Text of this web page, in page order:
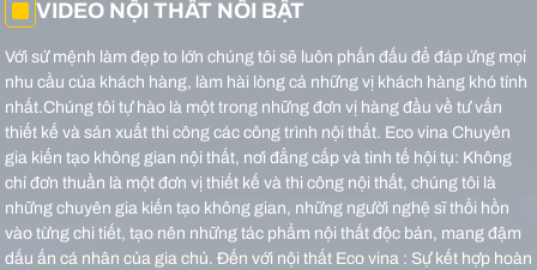
VIDEO NỘI THẤT NỔI BẬT
Với sứ mệnh làm đẹp to lớn chúng tôi sẽ luôn phấn đấu để đáp ứng mọi
nhu cầu của khách hàng, làm hài lòng cả những vị khách hàng khó tính
nhất.Chúng tôi tự hào là một trong những đơn vị hàng đầu về tư vấn
thiết kế và sản xuất thi công các công trình nội thất. Eco vina Chuyên
gia kiến tạo không gian nội thất, nơi đẳng cấp và tinh tế hội tụ: Không
chỉ đơn thuần là một đơn vị thiết kế và thi công nội thất, chúng tôi là
những chuyên gia kiến tạo không gian, những người nghệ sĩ thổi hồn
vào từng chi tiết, tạo nên những tác phẩm nội thất độc bản, mang đậm
dấu ấn cá nhân của gia chủ. Đến với nội thất Eco vina : Sự kết hợp hoàn